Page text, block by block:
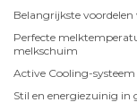
Belangrijkste
Perfecte
melkschuim
Active Cooling-
Stil en energiezuinig in